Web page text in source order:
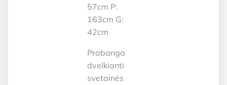
57cm P:
163cm G:
42cm
Prabanga
dvelkianti
svetainės